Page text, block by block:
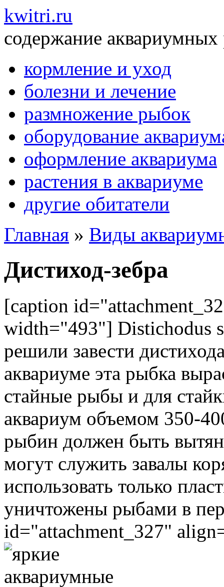
kwitri.ru
содержание
кормление и уход
болезни и лечение
размножение рыбок
оборудование
оформление аквариума
растения в аквариуме
другие обитатели
Главная » Виды
Дистиход-зебра
[caption
width="493"] Distichodus
решили завести
аквариуме эта рыбка
стайные рыбы и для
аквариум объемом 350-
рыбин должен быть
могут служить завалы
использовать только
уничтожены рыбами в
id="attachment_327"